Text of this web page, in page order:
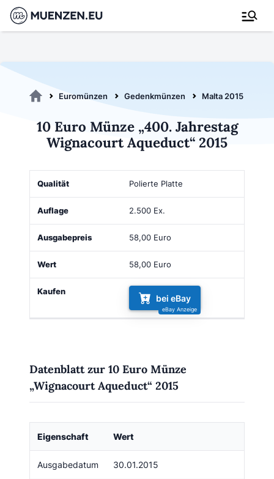
Euromünzen Gedenkmünzen Malta 2015
10 Euro Münze „400. Jahrestag
Wignacourt Aqueduct“ 2015
Qualität Ausgabepreis
Polierte Platte
2.500 Ex.
58,00 Euro
58,00 Euro
bei eBay
Datenblatt zur 10 Euro Münze
„Wignacourt Aqueduct“ 2015
Eigenschaft Wert
Ausgabedatum 30.01.2015